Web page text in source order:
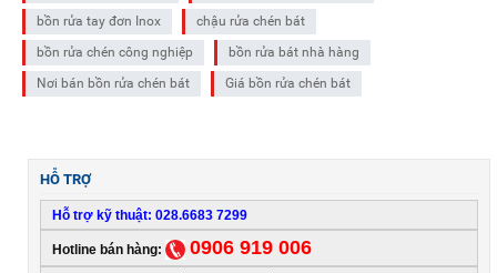
bồn rửa tay đơn Inox
chậu rửa chén bát
bồn rửa chén công nghiệp
bồn rửa bát nhà hàng
Nơi bán bồn rửa chén bát
Giá bồn rửa chén bát
HỖ TRỢ
Hỗ trợ kỹ thuật: 028.6683 7299
Hotline bán hàng: 0906 919 006